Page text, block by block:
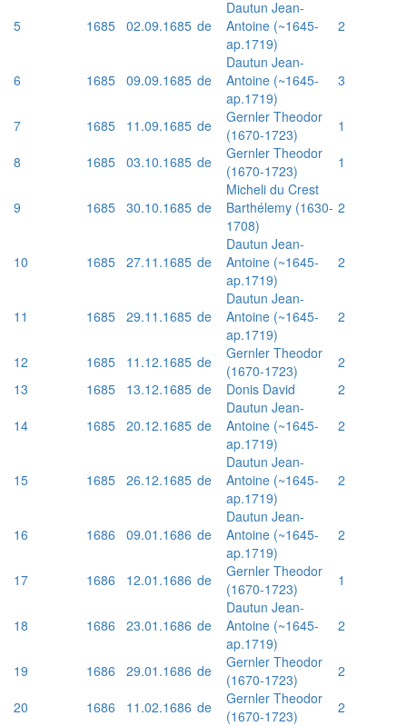
5 1685 02.09.1685 de
Dautun Jean-
Antoine (~1645-
ap.1719)
2
6 1685 09.09.1685 de
Dautun Jean-
Antoine (~1645-
ap.1719)
3
7 1685 11.09.1685 de
Gernler Theodor
(1670-1723)
1
8
1685 03.10.1685 de
Gernler Theodor
(1670-1723)
1
9 1685 30.10.1685 de
Micheli du Crest
Barthélemy (1630-
1708)
2
10 1685 27.11.1685 de
Dautun Jean-
Antoine (~1645-
ap.1719)
2
11 1685 29.11.1685 de
Dautun Jean-
Antoine (~1645-
ap.1719)
2
12 1685 11.12.1685 de
Gernler Theodor
(1670-1723)
2
13
1685 13.12.1685 de Donis David
2
14
1685 20.12.1685 de
Dautun Jean-
Antoine (~1645-
ap.1719)
2
15 1685 26.12.1685 de
Dautun Jean-
Antoine (~1645-
ap.1719)
2
16 1686 09.01.1686 de
Dautun Jean-
Antoine (~1645-
ap.1719)
2
17 1686 12.01.1686 de
Gernler Theodor
(1670-1723)
1
18 1686 23.01.1686 de
Dautun Jean-
Antoine (~1645-
ap.1719)
2
19 1686 29.01.1686 de
Gernler Theodor
(1670-1723)
2
20
1686 11.02.1686 de
Gernler Theodor
(1670-1723)
2